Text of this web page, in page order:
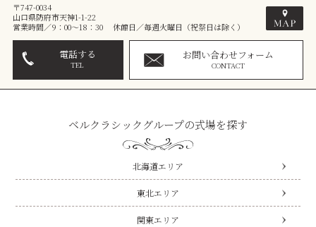
〒747-0034
山口県防府市天神1-1-22
営業時間／9：00～18：30 休館日／毎週火曜日（祝祭日は除く）
電話する
TEL
お問い合わせフォーム
CONTACT
ベルクラシックグループの式場を探す
北海道エリア
東北エリア
関東エリア